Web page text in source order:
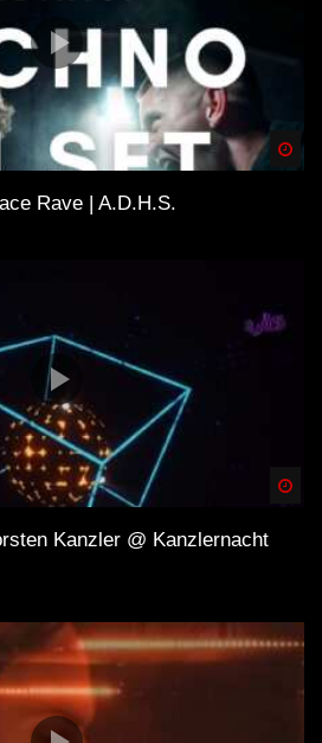
Rave | A.D.H.S.
Kanzler @ Kanzlernacht